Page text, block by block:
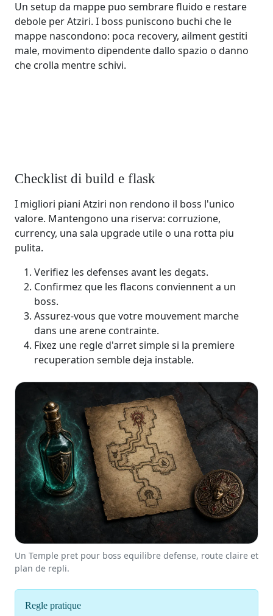
Un setup da mappe puo sembrare fluido e restare
debole per Atziri. I boss puniscono buchi che le
mappe nascondono: poca recovery, ailment gestiti
male, movimento dipendente dallo spazio o danno
che crolla mentre schivi.
Checklist di build e flask
I migliori piani Atziri non rendono il boss l'unico
valore. Mantengono una riserva: corruzione,
currency, una sala upgrade utile o una rotta piu
pulita.
Verifiez les defenses avant les degats.
Confirmez que les flacons conviennent a un
boss.
Assurez-vous que votre mouvement marche
dans une arene contrainte.
Fixez une regle d'arret simple si la premiere
recuperation semble deja instable.
Un Temple pret pour boss equilibre defense, route claire et
plan de repli.
Regle pratique